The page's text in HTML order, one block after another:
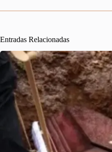
Entradas Relacionadas